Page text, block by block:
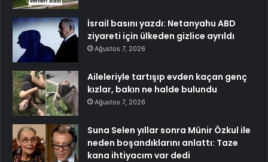
İsrail basını yazdı: Netanyahu ABD
ziyareti için ülkeden gizlice ayrıldı
Ağustos 7, 2026
Aileleriyle tartışıp evden kaçan genç
kızlar, bakın ne halde bulundu
Ağustos 7, 2026
Suna Selen yıllar sonra Münir Özkul ile
neden boşandıklarını anlattı: Taze
kana ihtiyacım var dedi